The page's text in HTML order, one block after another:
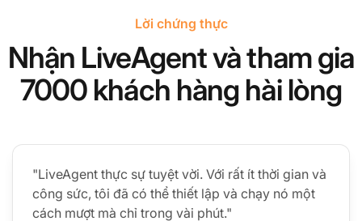
Lời chứng thực
Nhận LiveAgent và tham gia
7000 khách hàng hài lòng
"LiveAgent thực sự tuyệt vời. Với rất ít thời gian và
công sức, tôi đã có thể thiết lập và chạy nó một
cách mượt mà chỉ trong vài phút."